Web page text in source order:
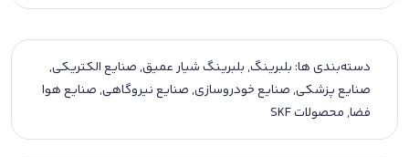
دسته‌بندی ها: بلبرینگ,بلبرینگ شیار عمیق,صنایع الکتریکی,
صنایع پزشکی,صنایع خودروسازی,صنایع نیروگاهی,صنایع هوا
فضا,محصولات SKF